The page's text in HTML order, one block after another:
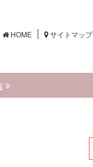
HOME サイトマップ